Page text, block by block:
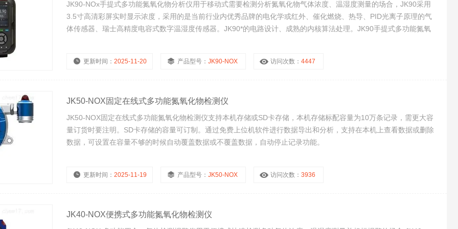
JK90-NOx手提式多功能氮氧化物分析仪用于移动式需要检测分析氮氧化物气体浓度、温湿度测量的场合，JK90采用
3.5寸高清彩屏实时显示浓度，采用的是当前行业内优秀品牌的电化学或红外、催化燃烧、热导、PID光离子原理的气
体传感器、瑞士高精度电容式数字温湿度传感器。JK90*的电路设计、成熟的内核算法处理。JK90手提式多功能氮氧
更新时间：2025-11-20 产品型号：JK90-NOX 访问次数：4447
JK50-NOX固定在线式多功能氮氧化物检测仪
JK50-NOX固定在线式多功能氮氧化物检测仪支持本机存储或SD卡存储，本机存储标配容量为10万条记录，需更大容
量订货时要注明。SD卡存储的容量可订制。通过免费上位机软件进行数据导出和分析，支持在本机上查看数据或删除
数据，可设置在容量不够的时候自动覆盖数据或不覆盖数据，自动停止记录功能。
更新时间：2025-11-19 产品型号：JK50-NOX 访问次数：3936
JK40-NOX便携式多功能氮氧化物检测仪